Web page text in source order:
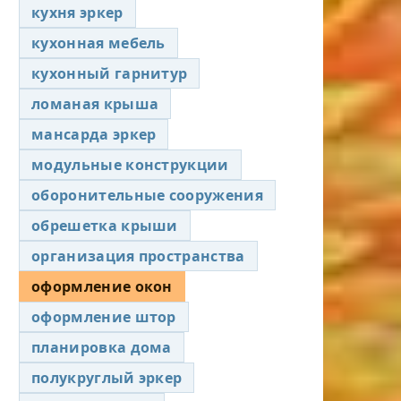
кухня эркер
кухонная мебель
кухонный гарнитур
ломаная крыша
мансарда эркер
модульные конструкции
оборонительные сооружения
обрешетка крыши
организация пространства
оформление окон
оформление штор
планировка дома
полукруглый эркер